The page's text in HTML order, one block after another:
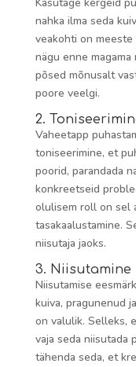
nahka ilma seda
veakohti on
nägu enne
põsed mõnusalt
poore veelgi.
2.
Vaheetapp
toniseerimine, et
poorid, parandada
konkreetseid
olulisem roll on sel
tasakaalustamine.
niisutaja jaoks.
3. Niisutamine
Niisutamise
kuiva, pragunenud
on valulik. Selleks,
vaja seda niisutada
tähenda seda, et